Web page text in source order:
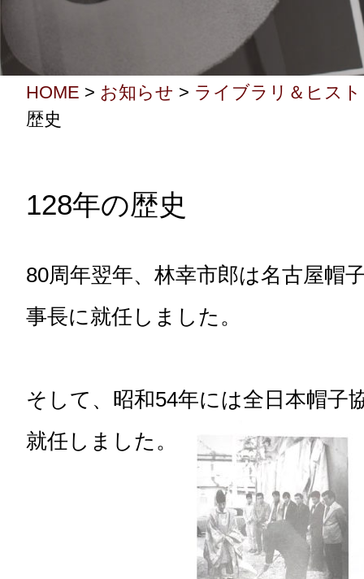
HOME > お知らせ > ライブラリ＆ヒス
歴史
128年の歴史
80周年翌年、林幸市郎は名古屋帽
事長に就任しました。
そして、昭和54年には全日本帽子
就任しました。